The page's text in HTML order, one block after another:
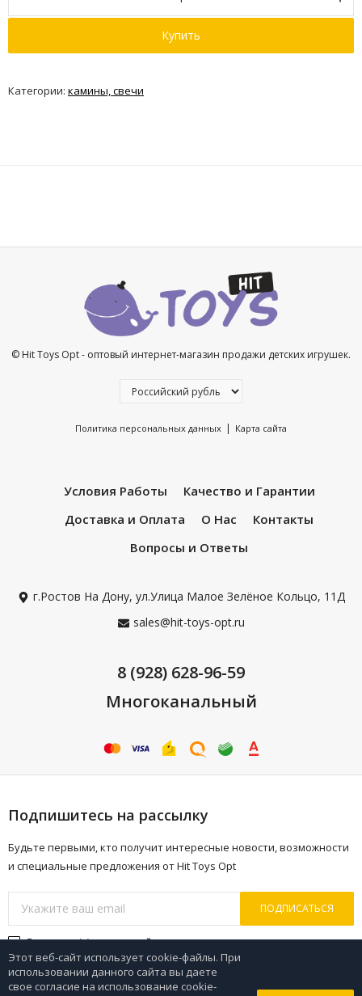
Купить
Категории: камины, свечи
© Hit Toys Opt - оптовый интернет-магазин продажи детских игрушек.
Политика персональных данных | Карта сайта
Условия Работы
Качество и Гарантии
Доставка и Оплата
О Нас
Контакты
Вопросы и Ответы
г.Ростов На Дону, ул.Улица Малое Зелёное Кольцо, 11Д
sales@hit-toys-opt.ru
8 (928) 628-96-59
Многоканальный
Подпишитесь на рассылку
Будьте первыми, кто получит интересные новости, возможности
и специальные предложения от Hit Toys Opt
ПОДПИСАТЬСЯ
Я согласен(a)с политикой персональных данных
Этот веб-сайт использует cookie-файлы. При
использовании данного сайта вы даете
свое согласие на использование cookie-